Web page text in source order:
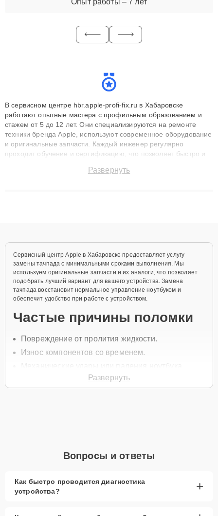
В сервисном центре hbr.apple-profi-fix.ru в Хабаровске
работают опытные мастера с профильным образованием и
стажем от 5 до 12 лет. Они специализируются на ремонте
техники бренда Apple, используют современное оборудование
и оригинальные запчасти. Каждый инженер регулярно
проходит обучение и сертификацию, что позволяет быстро и
сохранением гарантии до 3 лет. Наши мастера решают
Развернуть
Сервисный центр Apple в Хабаровске предоставляет услугу
замены тачпада с минимальными сроками выполнения. Мы
используем оригинальные запчасти и их аналоги, что позволяет
подобрать лучший вариант для вашего устройства. Замена
тачпада восстановит нормальное управление ноутбуком и
обеспечит удобство при работе с устройством.
Частые причины поломки
Повреждение от пролития жидкости.
Износ компонентов со временем.
Сбои в программном обеспечении.
сервиса
Низкие цены и скидки— выгодные условия
для замены тачпада.
Развернуть
Вопросы и ответы
Как быстро проводится диагностика
устройства?
+